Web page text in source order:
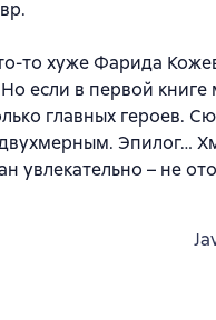
то хуже Фарида
если в первой
главных героев.
Эпилог…
– не